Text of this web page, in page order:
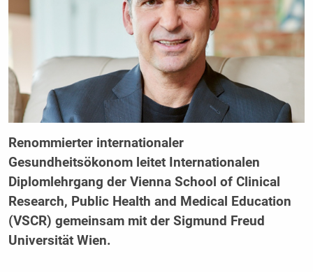
Renommierter internationaler
Gesundheitsökonom leitet Internationalen
Diplomlehrgang der Vienna School of Clinical
Research, Public Health and Medical Education
(VSCR) gemeinsam mit der Sigmund Freud
Universität Wien.